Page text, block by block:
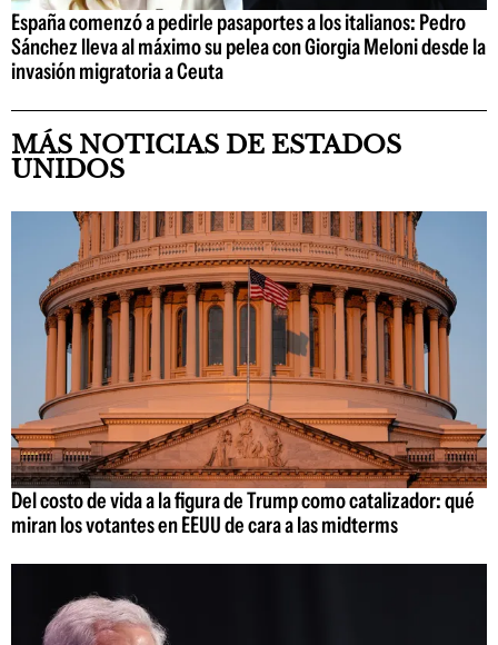
España comenzó a pedirle pasaportes a los italianos: Pedro
Sánchez lleva al máximo su pelea con Giorgia Meloni desde la
invasión migratoria a Ceuta
MÁS NOTICIAS DE ESTADOS
UNIDOS
Del costo de vida a la figura de Trump como catalizador: qué
miran los votantes en EEUU de cara a las midterms